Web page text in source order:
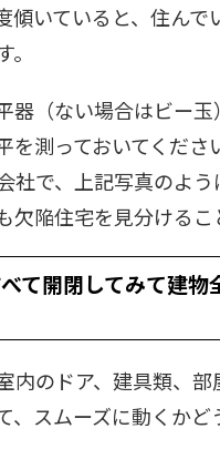
傾いていると、住んで
器（ない場合はビー
を測っておいてくださ
社で、上記写真のよ
欠陥住宅を見分けるこ
て開閉してみて建物
内のドア、建具類、部
、スムーズに動くかど